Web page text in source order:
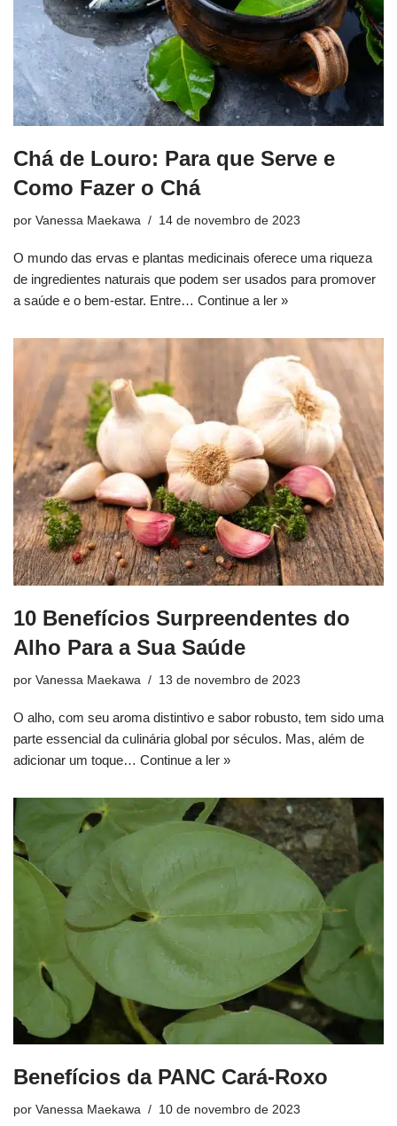
Chá de Louro: Para que Serve e
Como Fazer o Chá
por Vanessa Maekawa 14 de novembro de 2023
O mundo das ervas e plantas medicinais oferece uma riqueza
de ingredientes naturais que podem ser usados para promover
a saúde e o bem-estar. Entre… Continue a ler »
10 Benefícios Surpreendentes do
Alho Para a Sua Saúde
por Vanessa Maekawa 13 de novembro de 2023
O alho, com seu aroma distintivo e sabor robusto, tem sido uma
parte essencial da culinária global por séculos. Mas, além de
adicionar um toque… Continue a ler »
Benefícios da PANC Cará-Roxo
por Vanessa Maekawa 10 de novembro de 2023